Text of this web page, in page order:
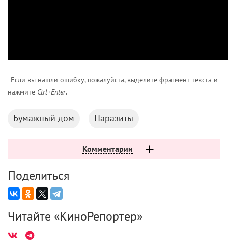
Если вы нашли ошибку, пожалуйста, выделите фрагмент текста и
нажмите Ctrl+Enter.
Бумажный дом Паразиты
Комментарии
Поделиться
Читайте «КиноРепортер»